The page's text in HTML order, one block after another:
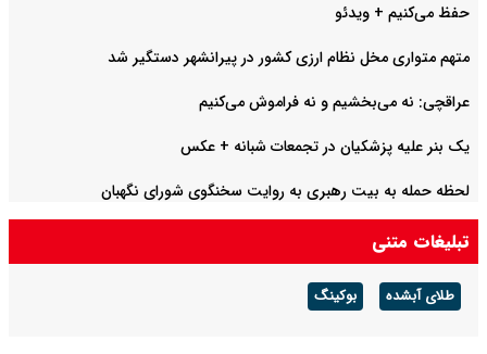
حفظ می‌کنیم + ویدئو
متهم متواری مخل نظام ارزی کشور در پیرانشهر دستگیر شد
عراقچی: نه می‌بخشیم و نه فراموش می‌کنیم
یک بنر علیه پزشکیان در تجمعات شبانه +‌ عکس
لحظه حمله به بیت رهبری به روایت سخنگوی شورای نگهبان
تبلیغات متنی
طلای آبشده بوکینگ